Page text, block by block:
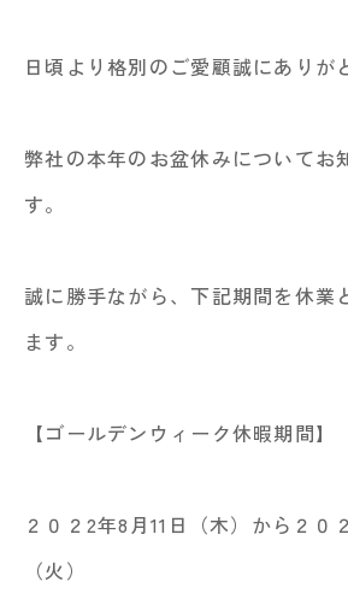
日頃より格別のご愛顧誠にありが
弊社の本年のお盆休みについてお
す。
誠に勝手ながら、下記期間を休業
ます。
【ゴールデンウィーク休暇期間】
２０２2年8月11日（木）から２０
（火）